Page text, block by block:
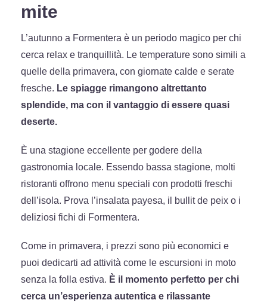
mite
L’autunno a Formentera è un periodo magico per chi
cerca relax e tranquillità. Le temperature sono simili a
quelle della primavera, con giornate calde e serate
fresche. Le spiagge rimangono altrettanto
splendide, ma con il vantaggio di essere quasi
deserte.
È una stagione eccellente per godere della
gastronomia locale. Essendo bassa stagione, molti
ristoranti offrono menu speciali con prodotti freschi
dell’isola. Prova l’insalata payesa, il bullit de peix o i
deliziosi fichi di Formentera.
Come in primavera, i prezzi sono più economici e
puoi dedicarti ad attività come le escursioni in moto
senza la folla estiva. È il momento perfetto per chi
cerca un’esperienza autentica e rilassante